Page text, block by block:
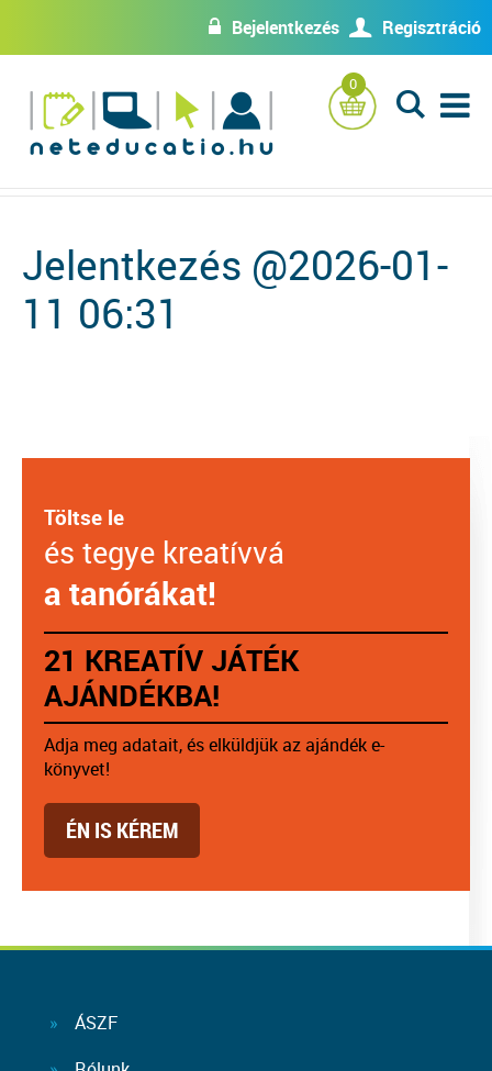
w Bejelentkezés U Regisztráció
0
L
Jelentkezés @2026-01-
11 06:31
Töltse le
és tegye kreatívvá
a tanórákat!
21 KREATÍV JÁTÉK
AJÁNDÉKBA!
Adja meg adatait, és elküldjük az ajándék e-
könyvet!
ÉN IS KÉREM
ÁSZF